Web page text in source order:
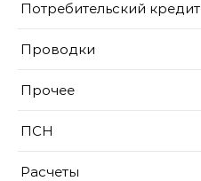
Потребительский кредит
Проводки
Прочее
ПСН
Расчеты